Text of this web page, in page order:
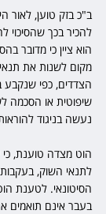
ב"כ בזק טוען, לאור
להכיר בכך שהסיכוי
הוא ציין כי מדובר
מקום לשנות את
הצדדים, כפי
שיפוטית או הסכמה
נעשה בניגוד
הוט מצדה טוענת,
לתנאי השוק, בעקבות
הסיטונאי. לטענת
בעבר אינם תואמים